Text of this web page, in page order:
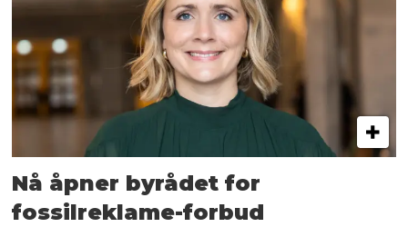
Nå åpner byrådet for
fossilreklame-forbud